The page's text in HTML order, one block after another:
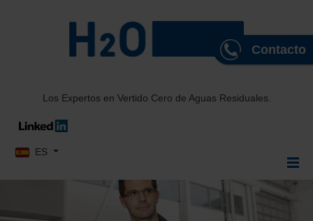
Contacto
Los Expertos en Vertido Cero de Aguas Residuales.
Seleccione su idioma
ES